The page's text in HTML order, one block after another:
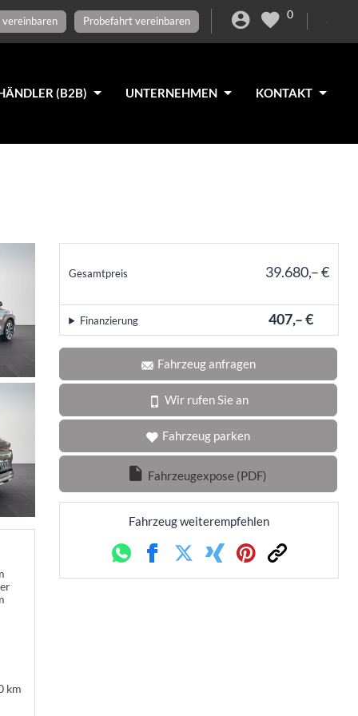
vereinbaren Probefahrt vereinbaren
0
(B2B) UNTERNEHMEN KONTAKT
Gesamtpreis 39.680,– €
407,– €
Finanzierung
Fahrzeug anfragen
Wir rufen Sie an
Fahrzeug parken
Fahrzeugexpose (PDF)
Fahrzeug weiterempfehlen
WhatsappFacebookTwitterXing PinterestLink
km